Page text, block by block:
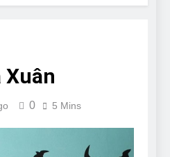
Fart? Yes! And
Ago
Xuân
0 5 Mins